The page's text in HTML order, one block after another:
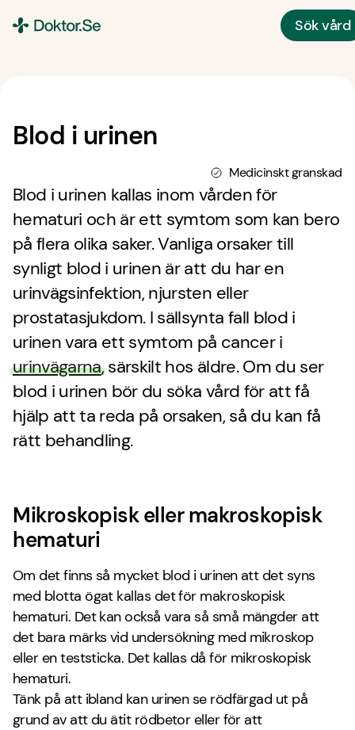
Sök vård
Blod i urinen
Medicinskt granskad
Blod i urinen kallas inom vården för
hematuri och är ett symtom som kan bero
på flera olika saker. Vanliga orsaker till
synligt blod i urinen är att du har en
urinvägsinfektion, njursten eller
prostatasjukdom. I sällsynta fall blod i
urinen vara ett symtom på cancer i
urinvägarna, särskilt hos äldre. Om du ser
blod i urinen bör du söka vård för att få
hjälp att ta reda på orsaken, så du kan få
rätt behandling.
Mikroskopisk eller makroskopisk
hematuri
Om det finns så mycket blod i urinen att det syns
med blotta ögat kallas det för makroskopisk
hematuri. Det kan också vara så små mängder att
det bara märks vid undersökning med mikroskop
eller en teststicka. Det kallas då för mikroskopisk
hematuri.
Tänk på att ibland kan urinen se rödfärgad ut på
grund av att du ätit rödbetor eller för att